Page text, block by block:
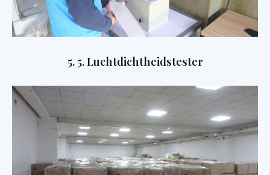
5. 5. Luchtdichtheidstester